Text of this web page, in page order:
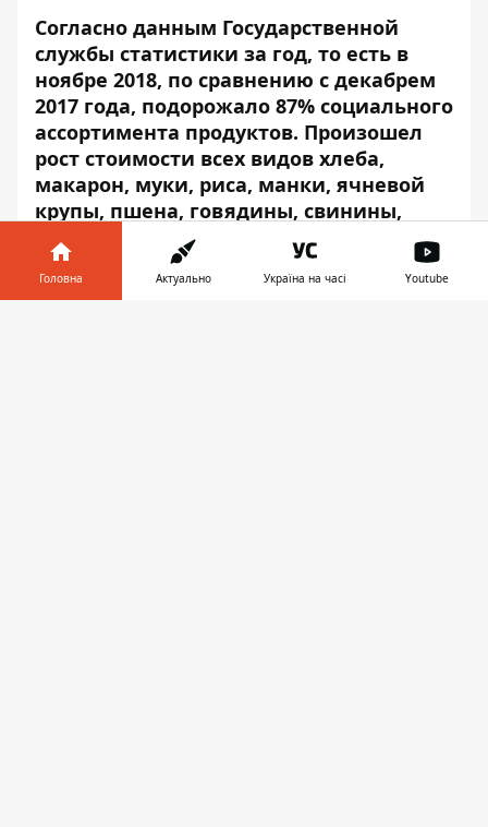
Согласно данным Государственной
службы статистики за год, то есть в
ноябре 2018, по сравнению с декабрем
2017 года, подорожало 87% социального
ассортимента продуктов. Произошел
рост стоимости всех видов хлеба,
макарон, муки, риса, манки, ячневой
крупы, пшена, говядины, свинины,
сала, филе и тушки курицы, вареной
колбасы, мороженой рыбы, молока,
сыров, сметаны, масла, масла, капусты,
Головна Актуально Україна на часі Youtube